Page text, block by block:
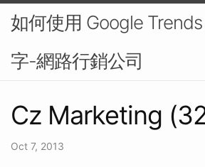
如何使用 Google
字-網路行銷公司
Cz Marketing
Oct 7, 2013